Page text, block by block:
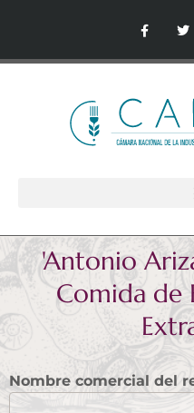
'Antonio
Comida de
Nombre comercial del